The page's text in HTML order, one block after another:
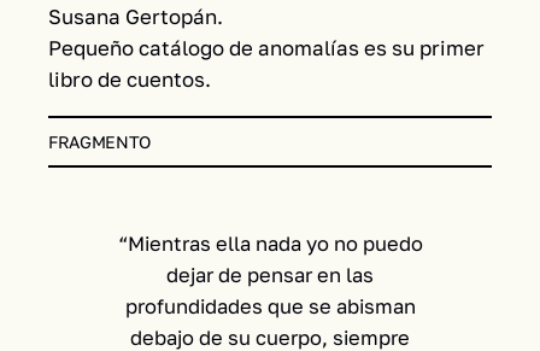
Susana Gertopán.
Pequeño catálogo de anomalías es su primer
libro de cuentos.
FRAGMENTO
“Mientras ella nada yo no puedo
dejar de pensar en las
profundidades que se abisman
debajo de su cuerpo, siempre